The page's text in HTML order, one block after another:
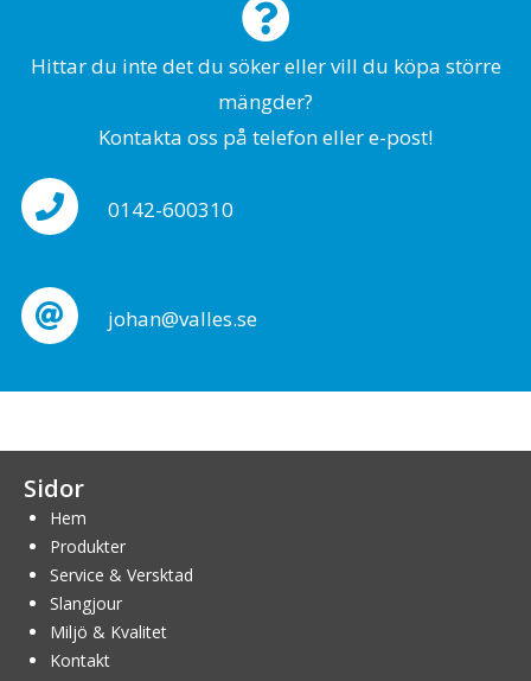
Hittar du inte det du söker eller vill du köpa större
mängder?
Kontakta oss på telefon eller e-post!
0142-600310
johan@valles.se
Sidor
Hem
Produkter
Service & Versktad
Slangjour
Miljö & Kvalitet
Kontakt